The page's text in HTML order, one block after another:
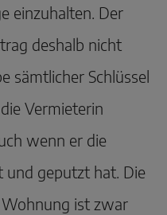
einzuhalten. Der
deshalb nicht
sämtlicher Schlüssel
Vermieterin
wenn er die
geputzt hat. Die
ist zwar